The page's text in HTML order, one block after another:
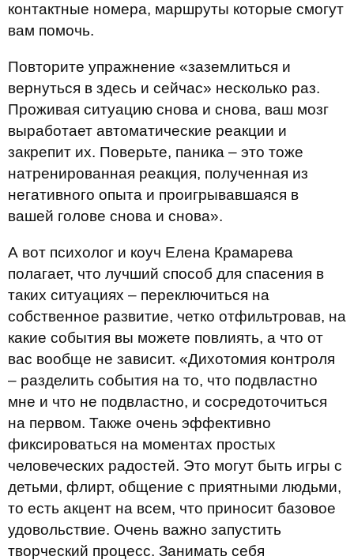
контактные номера, маршруты которые смогут
вам помочь.
Повторите упражнение «заземлиться и
вернуться в здесь и сейчас» несколько раз.
Проживая ситуацию снова и снова, ваш мозг
выработает автоматические реакции и
закрепит их. Поверьте, паника – это тоже
натренированная реакция, полученная из
негативного опыта и проигрывавшаяся в
вашей голове снова и снова».
А вот психолог и коуч Елена Крамарева
полагает, что лучший способ для спасения в
таких ситуациях – переключиться на
собственное развитие, четко отфильтровав, на
какие события вы можете повлиять, а что от
вас вообще не зависит. «Дихотомия контроля
– разделить события на то, что подвластно
мне и что не подвластно, и сосредоточиться
на первом. Также очень эффективно
фиксироваться на моментах простых
человеческих радостей. Это могут быть игры с
детьми, флирт, общение с приятными людьми,
то есть акцент на всем, что приносит базовое
удовольствие. Очень важно запустить
творческий процесс. Занимать себя